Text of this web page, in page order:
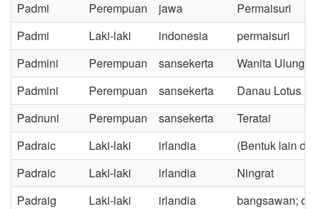
Padmi
Perempuan jawa
Permaisuri
Padmi
Laki-laki indonesia
permaisuri
Padmini
Perempuan sansekerta
Wanita Ulung
Padmini
Perempuan sansekerta
Danau Lotus
Padnuni
Perempuan sansekerta
Teratai
Padraic
Laki-laki irlandia
(Bentuk lain
Padraic
Laki-laki irlandia
Ningrat
Padraig
Laki-laki irlandia
bangsawan;